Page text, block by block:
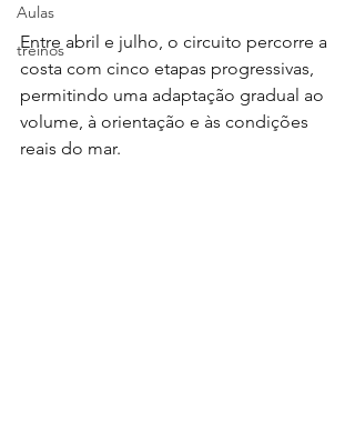
Aulas
treinos
Entre abril e julho, o circuito percorre a
costa com cinco etapas progressivas,
permitindo uma adaptação gradual ao
volume, à orientação e às condições
reais do mar.